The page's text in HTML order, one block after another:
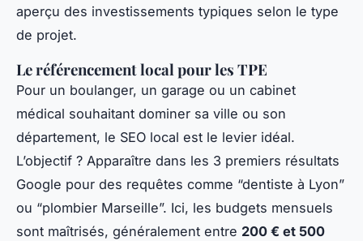
aperçu des investissements typiques selon le type
de projet.
Le référencement local pour les TPE
Pour un boulanger, un garage ou un cabinet
médical souhaitant dominer sa ville ou son
département, le SEO local est le levier idéal.
L’objectif ? Apparaître dans les 3 premiers résultats
Google pour des requêtes comme “dentiste à Lyon”
ou “plombier Marseille”. Ici, les budgets mensuels
sont maîtrisés, généralement entre 200 € et 500